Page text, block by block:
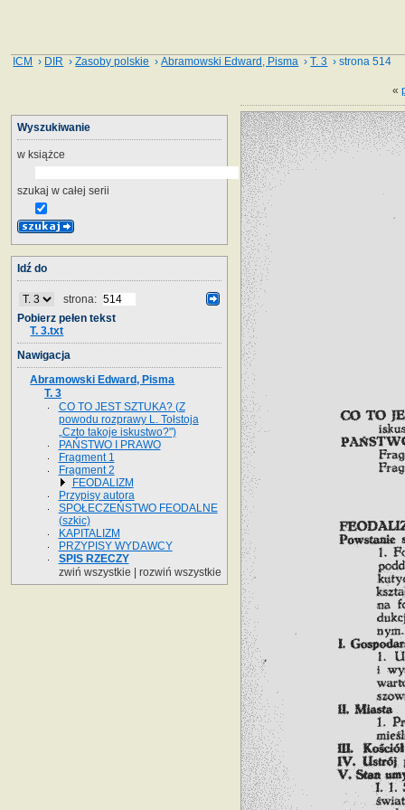
ICM › DIR ›Zasoby polskie ›Abramowski Edward, Pisma ›T. 3 › strona 514
«
Wyszukiwanie
w książce
szukaj w całej serii
Idź do
strona:
Pobierz pełen tekst
T. 3.txt
Nawigacja
Abramowski Edward, Pisma
T. 3
CO TO JEST SZTUKA? (Z
powodu rozprawy L. Tołstoja
„Czto takoje iskustwo?")
PAŃSTWO I PRAWO
Fragment 1
Fragment 2
FEODALIZM
Przypisy autora
SPOŁECZEŃSTWO FEODALNE
(szkic)
KAPITALIZM
PRZYPISY WYDAWCY
SPIS RZECZY
zwiń wszystkie
rozwiń wszystkie